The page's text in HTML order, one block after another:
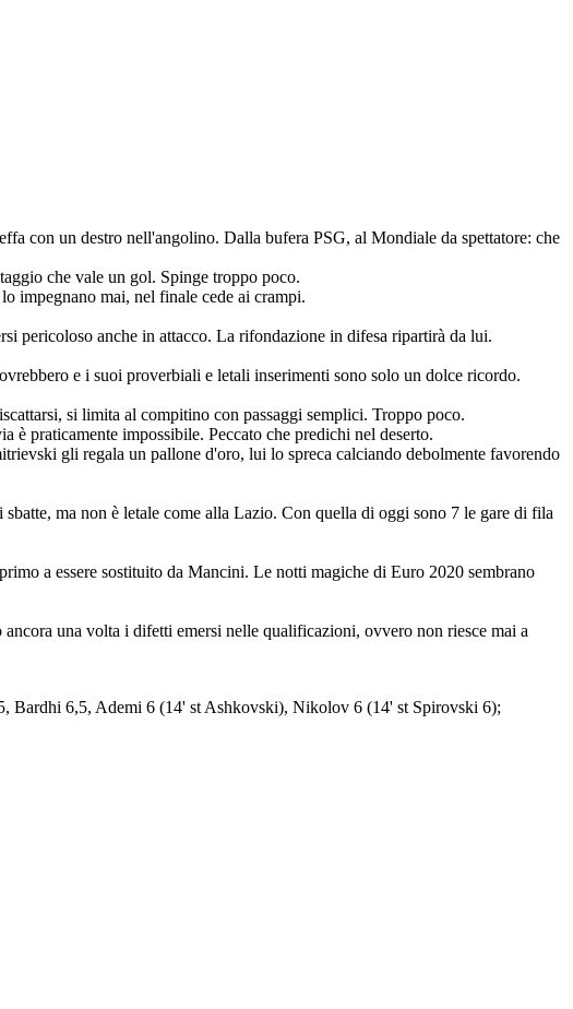
con un destro nell'angolino. Dalla bufera PSG, al Mondiale da spettatore: che
che vale un gol. Spinge troppo poco.
impegnano mai, nel finale cede ai crampi.
pericoloso anche in attacco. La rifondazione in difesa ripartirà da lui.
e i suoi proverbiali e letali inserimenti sono solo un dolce ricordo.
si limita al compitino con passaggi semplici. Troppo poco.
praticamente impossibile. Peccato che predichi nel deserto.
gli regala un pallone d'oro, lui lo spreca calciando debolmente favorendo
ma non è letale come alla Lazio. Con quella di oggi sono 7 le gare di fila
a essere sostituito da Mancini. Le notti magiche di Euro 2020 sembrano
una volta i difetti emersi nelle qualificazioni, ovvero non riesce mai a
6,5, Ademi 6 (14' st Ashkovski), Nikolov 6 (14' st Spirovski 6);